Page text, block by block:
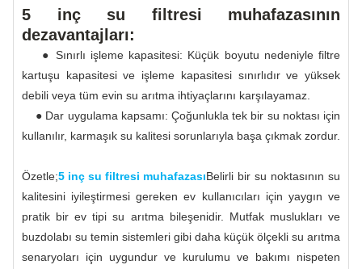
5 inç su filtresi muhafazasının
dezavantajları:
● Sınırlı işleme kapasitesi: Küçük boyutu nedeniyle filtre
kartuşu kapasitesi ve işleme kapasitesi sınırlıdır ve yüksek
debili veya tüm evin su arıtma ihtiyaçlarını karşılayamaz.
● Dar uygulama kapsamı: Çoğunlukla tek bir su noktası için
kullanılır, karmaşık su kalitesi sorunlarıyla başa çıkmak zordur.
Özetle;5 inç su filtresi muhafazasıBelirli bir su noktasının su
kalitesini iyileştirmesi gereken ev kullanıcıları için yaygın ve
pratik bir ev tipi su arıtma bileşenidir. Mutfak muslukları ve
buzdolabı su temin sistemleri gibi daha küçük ölçekli su arıtma
senaryoları için uygundur ve kurulumu ve bakımı nispeten